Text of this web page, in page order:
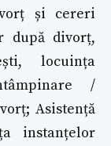
și cereri
după divorț,
locuința
/
Asistență
instanțelor